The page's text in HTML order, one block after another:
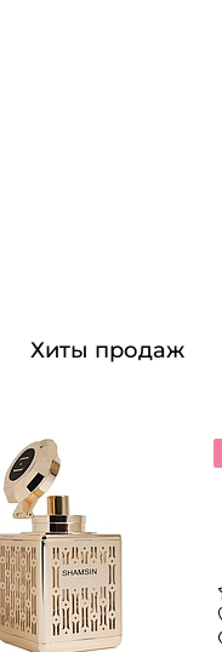
Хиты продаж